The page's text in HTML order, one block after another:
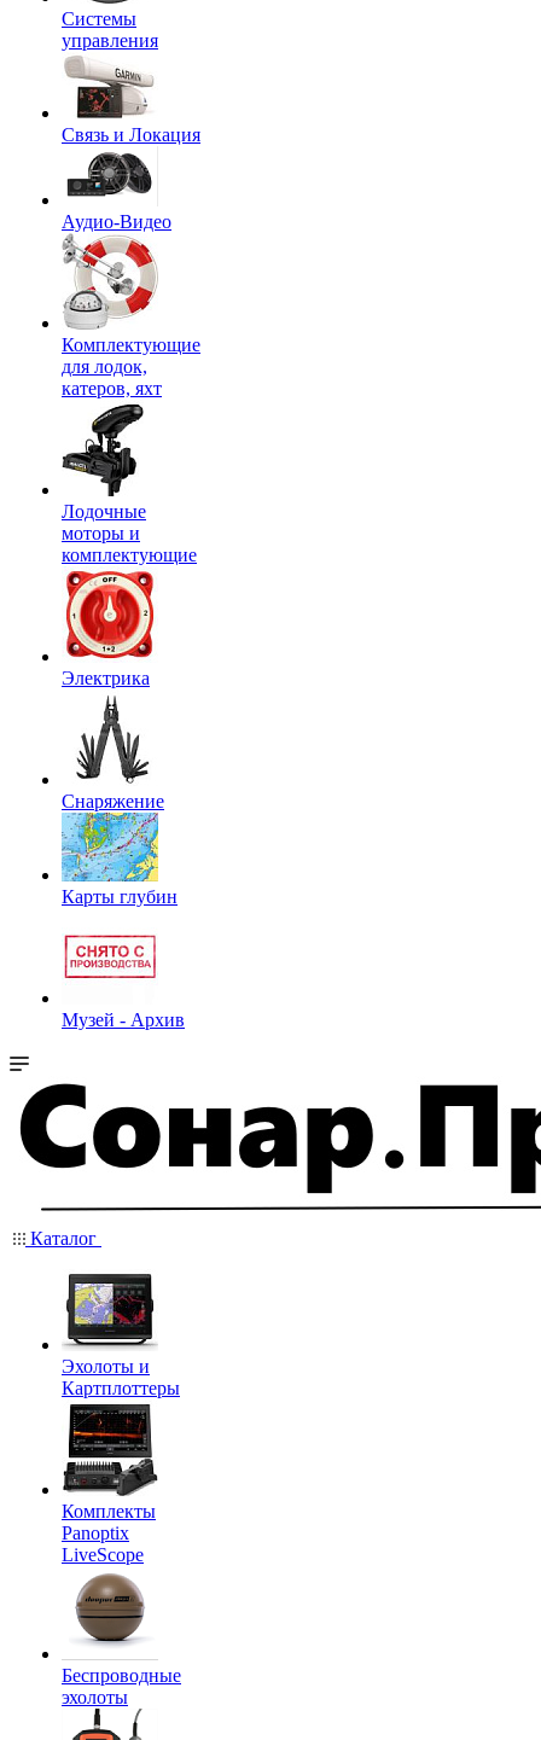
Системы
управления
Связь и Локация
Аудио-Видео
Комплектующие
для лодок,
катеров, яхт
Лодочные
моторы и
комплектующие
Электрика
Снаряжение
Карты глубин
Музей - Архив
Каталог
Эхолоты и
Картплоттеры
Комплекты
Panoptix
LiveScope
Беспроводные
эхолоты